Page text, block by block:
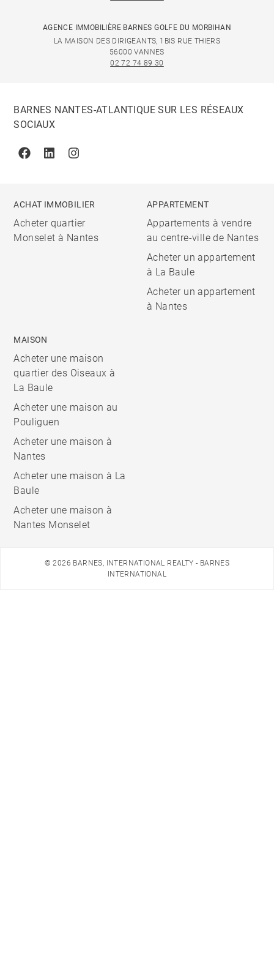
AGENCE IMMOBILIÈRE BARNES GOLFE DU MORBIHAN
LA MAISON DES DIRIGEANTS, 1BIS RUE THIERS
56000 VANNES
02 72 74 89 30
BARNES NANTES-ATLANTIQUE SUR LES RÉSEAUX
SOCIAUX
FacebookLinkedinInstagram
ACHAT IMMOBILIER
Acheter quartier
Monselet à Nantes
APPARTEMENT
Appartements à vendre
au centre-ville de Nantes
Acheter un appartement
à La Baule
Acheter un appartement
à Nantes
MAISON
Acheter une maison
quartier des Oiseaux à
La Baule
Acheter une maison au
Pouliguen
Acheter une maison à
Nantes
Acheter une maison à La
Baule
Acheter une maison à
Nantes Monselet
© 2026 BARNES, INTERNATIONAL REALTY - BARNES
INTERNATIONAL